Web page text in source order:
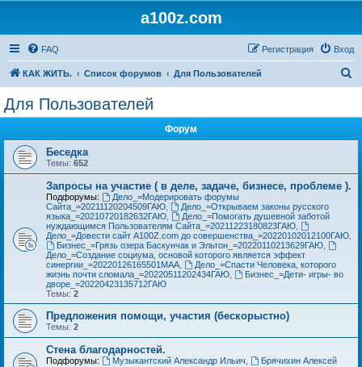
a100z.com
FAQ Вход
Регистрация
КАК ЖИТЬ. Список форумов Для Пользователей
Для Пользователей
Форум
Беседка
Темы: 652
Запросы на участие ( в деле, задаче, бизнесе, проблеме ).
Подфорумы:
Дело_=Модерировать форумы
Сайта_=20211120204509ГАЮ
Дело_=Открываем законы русского
языка_=20210720182632ГАЮ
Дело_=Помогать душевной заботой
нуждающимся Пользователям Сайта_=20211223180823ГАЮ
Дело_=Довести сайт A100Z.com до совершенства_=20220102012100ГАЮ
Бизнес_=Грязь озера Баскунчак и Эльтон_=20220110213629ГАЮ,
Дело_=Создание социума, основой которого является эффект
синергии_=20220126165501МАА
Дело_=Спасти Человека, которого
жизнь почти сломала_=20220511202434ГАЮ
Бизнес_=Дети- игры- во
дворе_=20220423135712ГАЮ
Темы: 2
Предложения помощи, участия (бескорыстно)
Темы: 2
Стена благодарностей.
Подфорумы: Музыкантский Александр Ильич
Брячихин Алексей